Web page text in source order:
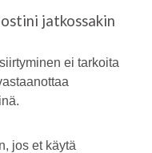
jatkossakin
ei tarkoita
jos et käytä